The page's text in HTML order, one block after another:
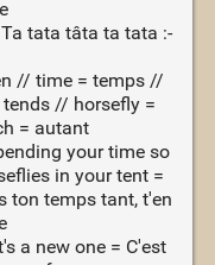
tata tâta ta tata :-
// time = temps //
// horsefly =
= autant
your time so
in your tent =
ton temps tant, t'en
a new one = C'est